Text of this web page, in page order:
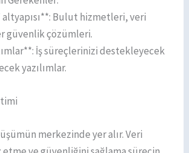
Bulut hizmetleri, veri
güvenlik çözümleri.
İş süreçlerinizi destekleyecek
yazılımlar.
merkezinde yer alır. Veri